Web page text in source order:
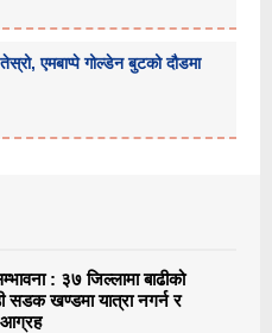
एमबाप्पे गोल्डेन बुटको दौडमा
: ३७ जिल्लामा बाढीको
सडक खण्डमा यात्रा नगर्न र
आग्रह